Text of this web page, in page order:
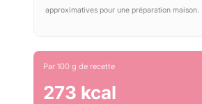
approximatives pour une préparation maison.
Par 100 g de recette
273 kcal